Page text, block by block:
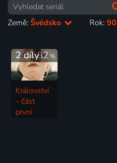
Země: Švédsko Rok:
82%
2 díly
Království
– část
první